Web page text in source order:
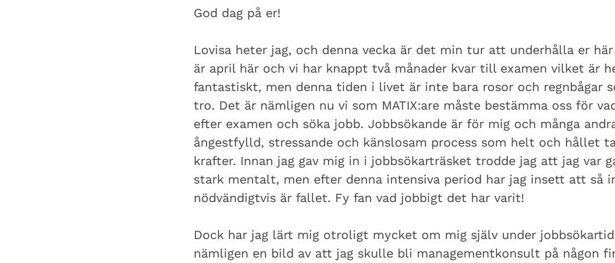
God dag på er!
Lovisa heter jag, och denna vecka är det min tur att underhålla er
är april här och vi har knappt två månader kvar till examen vilket är
fantastiskt, men denna tiden i livet är inte bara rosor och regnbågar
tro. Det är nämligen nu vi som MATIX:are måste bestämma oss för
efter examen och söka jobb. Jobbsökande är för mig och många
ångestfylld, stressande och känslosam process som helt och hållet
krafter. Innan jag gav mig in i jobbsökarträsket trodde jag att jag var
stark mentalt, men efter denna intensiva period har jag insett att så
nödvändigtvis är fallet. Fy fan vad jobbigt det har varit!
Dock har jag lärt mig otroligt mycket om mig själv under
nämligen en bild av att jag skulle bli managementkonsult på någon